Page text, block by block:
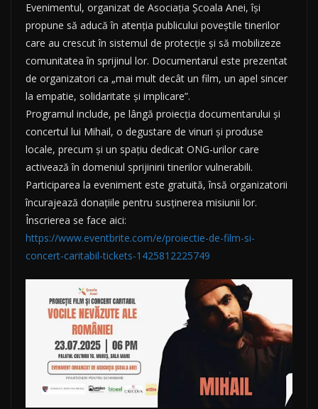
Evenimentul, organizat de Asociația Școala Anei, își
propune să aducă în atenția publicului poveștile tinerilor
care au crescut în sistemul de protecție și să mobilizeze
comunitatea în sprijinul lor. Documentarul este prezentat
de organizatori ca „mai mult decât un film, un apel sincer
la empatie, solidaritate și implicare”.
Programul include, pe lângă proiecția documentarului și
concertul lui Mihail, o degustare de vinuri și produse
locale, precum și un spațiu dedicat ONG-urilor care
activează în domeniul sprijinirii tinerilor vulnerabili.
Participarea la eveniment este gratuită, însă organizatorii
încurajează donațiile pentru susținerea misiunii lor.
Înscrierea se face aici:
https://www.eventbrite.com/e/proiectie-de-film-si-
concert-caritabil-tickets-1425812225749